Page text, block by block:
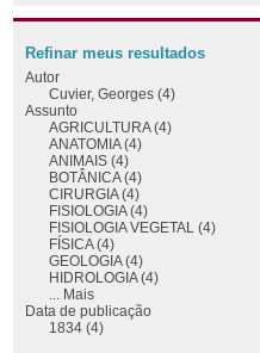
Refinar meus resultados
Autor
Cuvier, Georges (4)
Assunto
AGRICULTURA (4)
ANATOMIA (4)
ANIMAIS (4)
BOTÂNICA (4)
CIRURGIA (4)
FISIOLOGIA (4)
FISIOLOGIA VEGETAL (4)
FÍSICA (4)
GEOLOGIA (4)
HIDROLOGIA (4)
... Mais
Data de publicação
1834 (4)